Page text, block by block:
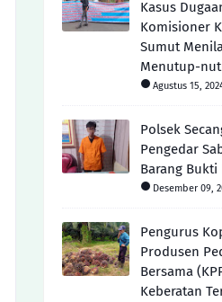
Kasus
Komisioner
Sumut
Menutup-
Agustus 15,
Polsek
Pengedar
Barang Bukti
Desember 09,
Pengurus
Produsen
Bersama
Keberatan